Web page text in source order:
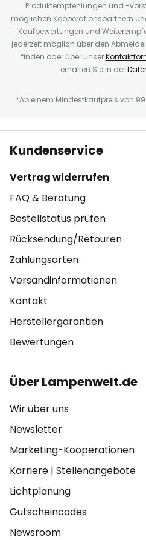
Produktempfehlungen und -
möglichen Kooperationspartnern
Kaufbewertungen und
jederzeit möglich über den
finden oder über unser
erhalten Sie in der
*Ab einem Mindestkaufpreis von
Kundenservice
Vertrag widerrufen
FAQ & Beratung
Bestellstatus prüfen
Rücksendung/Retouren
Zahlungsarten
Versandinformationen
Kontakt
Herstellergarantien
Bewertungen
Über Lampenwelt.de
Wir über uns
Newsletter
Marketing-Kooperationen
Karriere | Stellenangebote
Lichtplanung
Gutscheincodes
Newsroom